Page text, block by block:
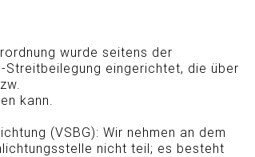
wurde seitens der
Streitbeilegung eingerichtet, die über
kann.
(VSBG): Wir nehmen an dem
nicht teil; es besteht